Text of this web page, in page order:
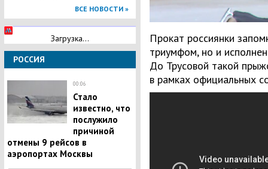
ВСЕ НОВОСТИ »
Загрузка...
РОССИЯ
00:06
Стало
известно, что
послужило
причиной
отмены 9 рейсов в
аэропортах Москвы
Прокат россиянки
триумфом, но и
До Трусовой такой
в рамках официальных